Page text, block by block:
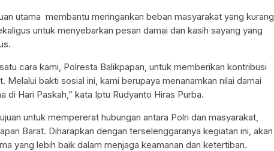
utama membantu meringankan beban masyarakat yang kurang
untuk menyebarkan pesan damai dan kasih sayang yang
cara kami, Polresta Balikpapan, untuk memberikan kontribusi
Melalui bakti sosial ini, kami berupaya menanamkan nilai damai
di Hari Paskah,” kata Iptu Rudyanto Hiras Purba.
untuk mempererat hubungan antara Polri dan masyarakat,
Barat. Diharapkan dengan terselenggaranya kegiatan ini, akan
yang lebih baik dalam menjaga keamanan dan ketertiban.